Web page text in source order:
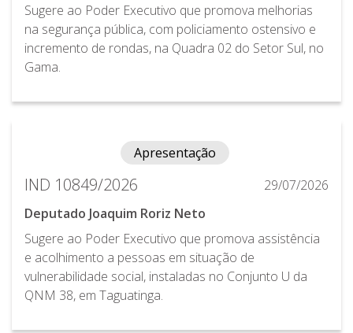
Sugere ao Poder Executivo que promova melhorias
na segurança pública, com policiamento ostensivo e
incremento de rondas, na Quadra 02 do Setor Sul, no
Gama.
Apresentação
IND 10849/2026
29/07/2026
Deputado Joaquim Roriz Neto
Sugere ao Poder Executivo que promova assistência
e acolhimento a pessoas em situação de
vulnerabilidade social, instaladas no Conjunto U da
QNM 38, em Taguatinga.